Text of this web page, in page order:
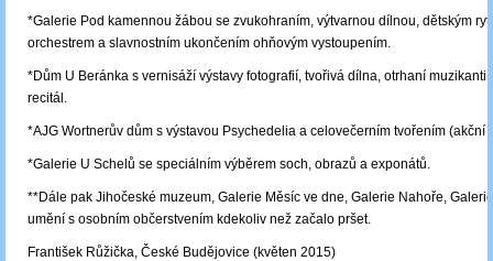
*Galerie Pod kamennou žábou se zvukohraním, výtvarnou dílnou, dětským
orchestrem a slavnostním ukončením ohňovým vystoupením.
*Dům U Beránka s vernisáží výstavy fotografií, tvořivá dílna, otrhaní
recitál.
*AJG Wortnerův dům s výstavou Psychedelia a celovečerním tvořením (akční
*Galerie U Schelů se speciálním výběrem soch, obrazů a exponátů.
**Dále pak Jihočeské muzeum, Galerie Měsíc ve dne, Galerie Nahoře,
umění s osobním občerstvením kdekoliv než začalo pršet.
František Růžička, České Budějovice (květen 2015)